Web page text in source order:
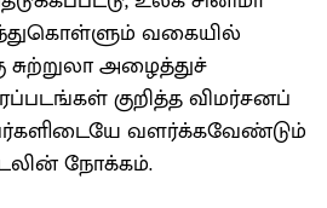
வகையில்
அழைத்துச்
குறித்த விமர்சனப்
வளர்க்கவேண்டும்
நோக்கம்.